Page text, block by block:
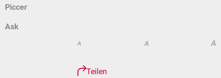
Piccer
Ask
A A A
Teilen